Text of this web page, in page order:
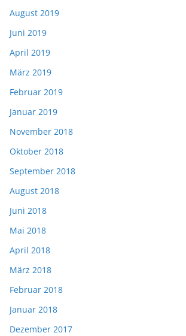
August 2019
Juni 2019
April 2019
März 2019
Februar 2019
Januar 2019
November 2018
Oktober 2018
September 2018
August 2018
Juni 2018
Mai 2018
April 2018
März 2018
Februar 2018
Januar 2018
Dezember 2017